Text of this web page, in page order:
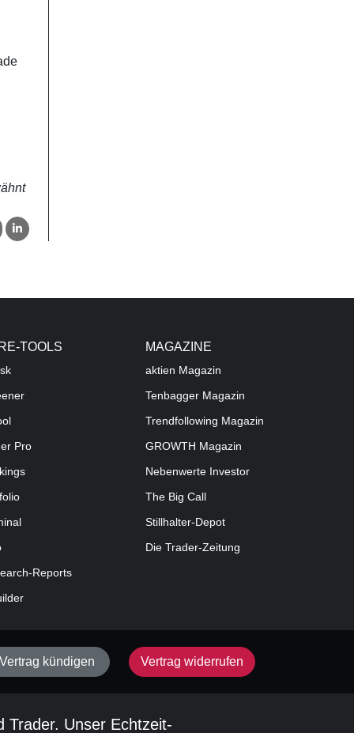
TOOLS
Pro
Reports
MAGAZINE
aktien Magazin
Tenbagger Magazin
Trendfollowing Magazin
GROWTH Magazin
Nebenwerte Investor
The Big Call
Stillhalter-Depot
Die Trader-Zeitung
Vertrag kündigen Vertrag widerrufen
Trader. Unser Echtzeit-